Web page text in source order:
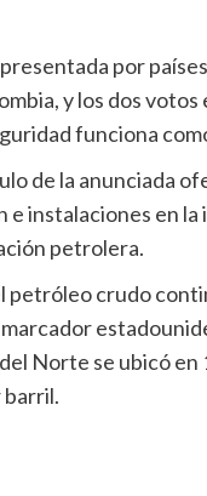
y los dos
funciona
instalaciones en
petrolera.
Norte se ubicó
barril.